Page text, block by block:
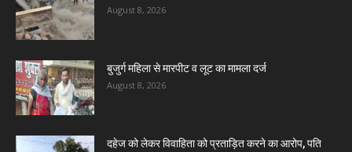
August 8, 2026
बुजुर्ग महिला से मारपीट व लूट का मामला दर्ज
August 8, 2026
दहेज को लेकर विवाहिता को प्रताड़ित करने का आरोप, पति